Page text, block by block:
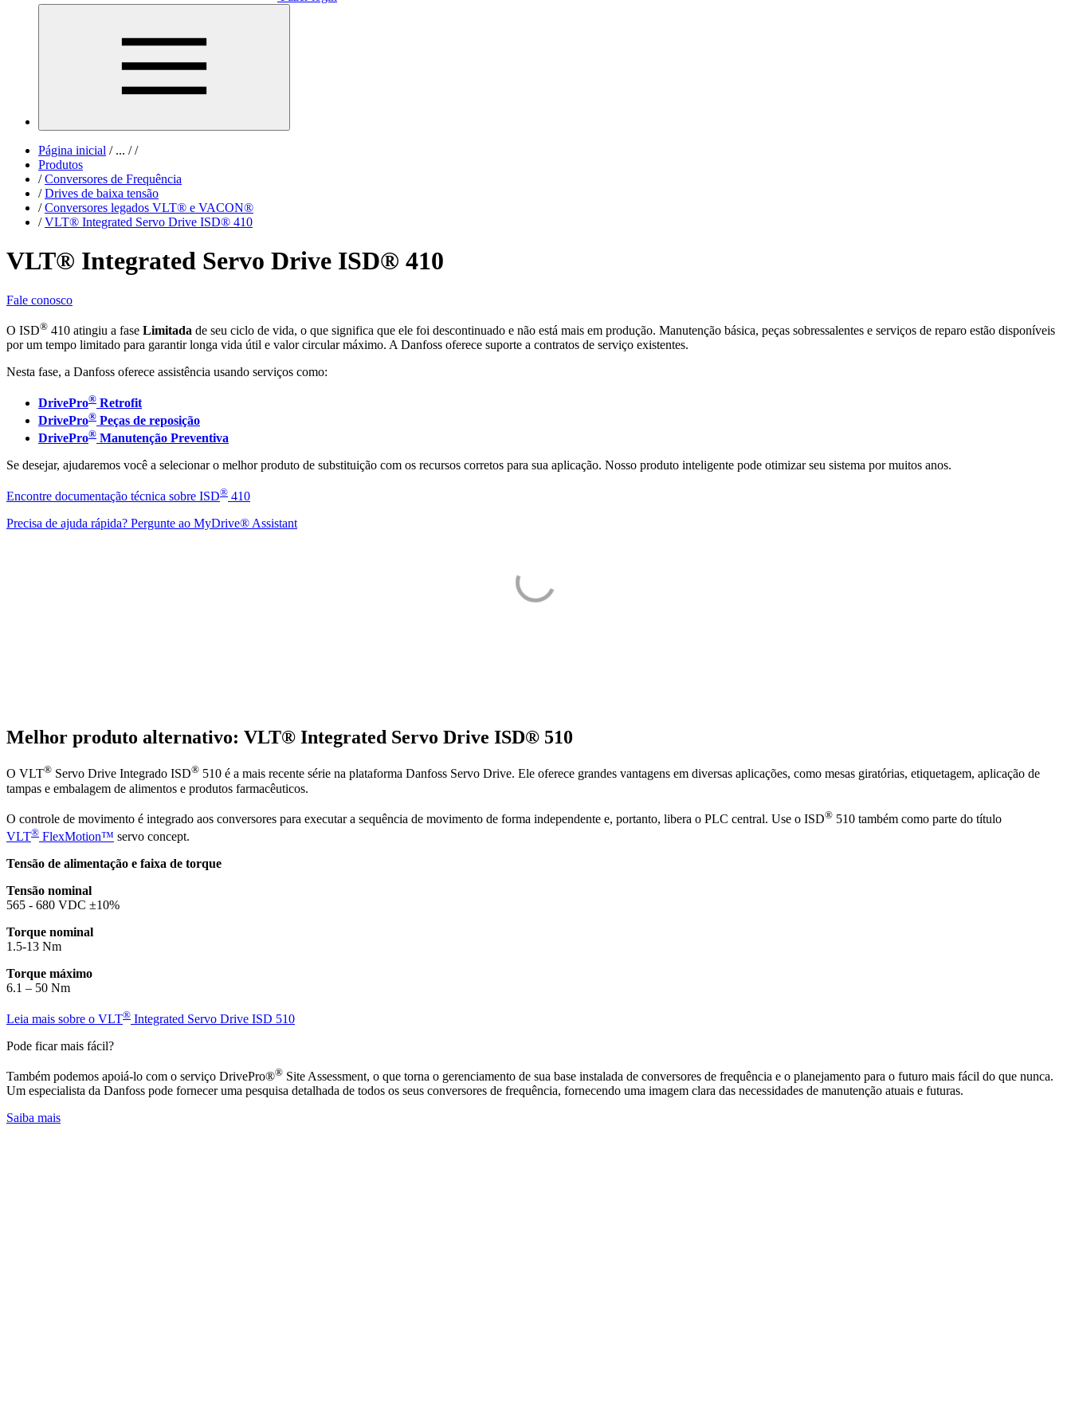
Página inicial /... / /
Produtos
/ Conversores de Frequência
/ Drives de baixa tensão
/ Conversores legados VLT® e VACON®
/ VLT® Integrated Servo Drive ISD® 410
VLT® Integrated Servo Drive ISD® 410
Fale conosco
O ISD® 410 atingiu a fase Limitada de seu ciclo de vida, o que significa que ele foi descontinuado e não está mais em produção. Manutenção básica, peças sobressalentes e serviços de reparo estão disponíveis
por um tempo limitado para garantir longa vida útil e valor circular máximo. A Danfoss oferece suporte a contratos de serviço existentes.
Nesta fase, a Danfoss oferece assistência usando serviços como:
DrivePro® Retrofit
DrivePro® Peças de reposição
DrivePro® Manutenção Preventiva
Se desejar, ajudaremos você a selecionar o melhor produto de substituição com os recursos corretos para sua aplicação. Nosso produto inteligente pode otimizar seu sistema por muitos anos.
Encontre documentação técnica sobre ISD® 410
Precisa de ajuda rápida? Pergunte ao MyDrive® Assistant
Melhor produto alternativo: VLT® Integrated Servo Drive ISD® 510
O VLT® Servo Drive Integrado ISD® 510 é a mais recente série na plataforma Danfoss Servo Drive. Ele oferece grandes vantagens em diversas aplicações, como mesas giratórias, etiquetagem, aplicação de
tampas e embalagem de alimentos e produtos farmacêuticos.
O controle de movimento é integrado aos conversores para executar a sequência de movimento de forma independente e, portanto, libera o PLC central. Use o ISD® 510 também como parte do título
VLT® FlexMotion™ servo concept.
Tensão de alimentação e faixa de torque
Tensão nominal
565 - 680 VDC ±10%
Torque nominal
1.5-13 Nm
Torque máximo
6.1 – 50 Nm
Leia mais sobre o VLT® Integrated Servo Drive ISD 510
Pode ficar mais fácil?
Também podemos apoiá-lo com o serviço DrivePro®® Site Assessment, o que torna o gerenciamento de sua base instalada de conversores de frequência e o planejamento para o futuro mais fácil do que nunca.
Um especialista da Danfoss pode fornecer uma pesquisa detalhada de todos os seus conversores de frequência, fornecendo uma imagem clara das necessidades de manutenção atuais e futuras.
Saiba mais